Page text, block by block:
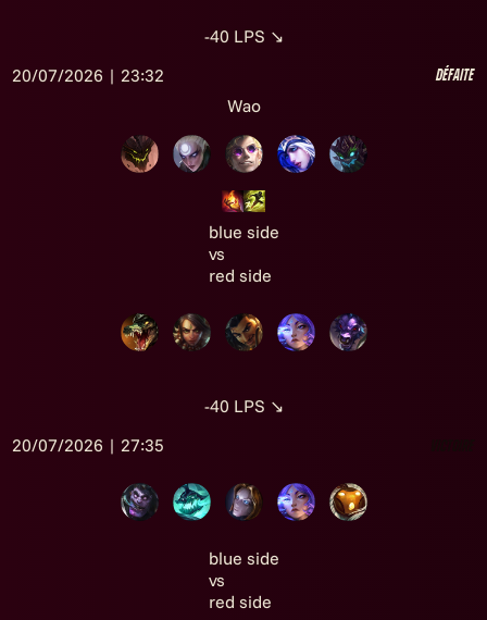
-40 LPS ↘
20/07/2026 | 23:32
Défaite
Wao
blue side
vs
red side
-40 LPS ↘
20/07/2026 | 27:35
blue side
vs
red side